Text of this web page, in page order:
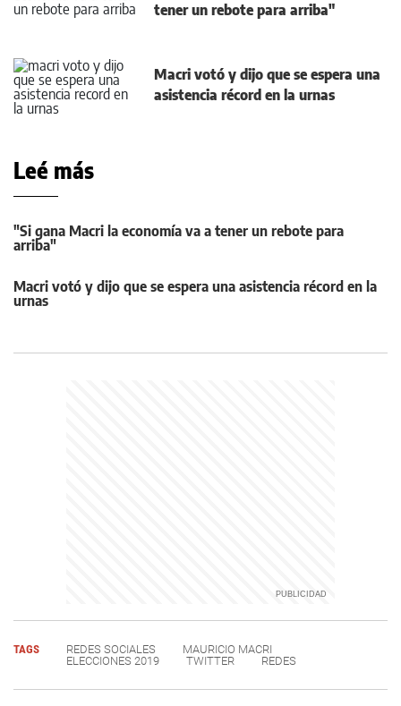
tener un rebote para arriba"
Macri votó y dijo que se espera una
asistencia récord en la urnas
Leé más
"Si gana Macri la economía va a tener un rebote para
arriba"
Macri votó y dijo que se espera una asistencia récord en la
urnas
TAGS REDES SOCIALES
MAURICIO MACRI
ELECCIONES 2019
TWITTER REDES